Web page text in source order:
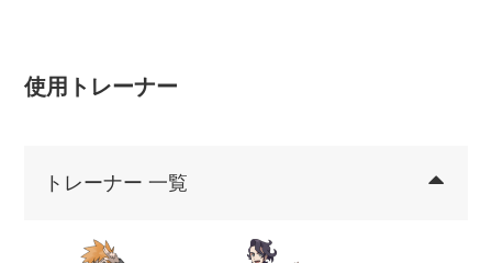
使用トレーナー
トレーナー 一覧